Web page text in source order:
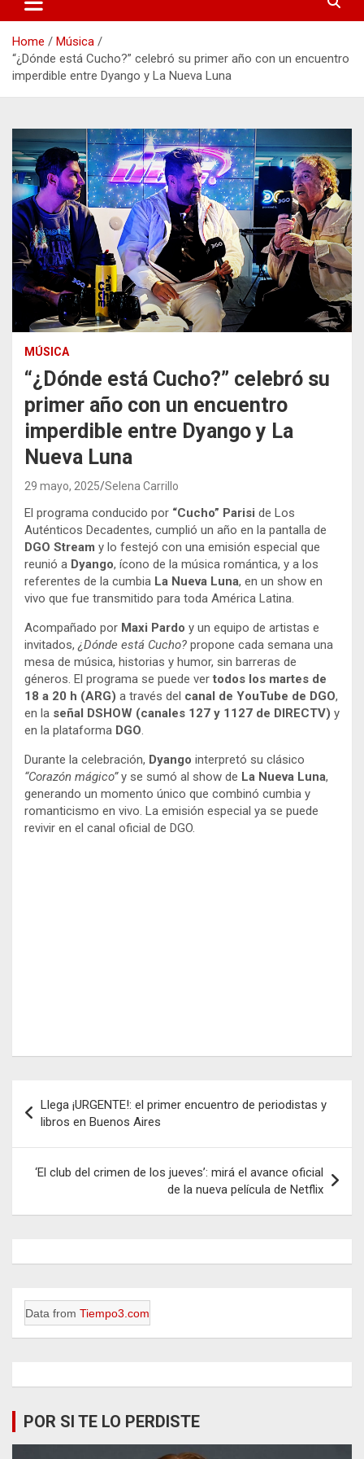
Home
Música
“¿Dónde está Cucho?” celebró su primer año con un encuentro
imperdible entre Dyango y La Nueva Luna
MÚSICA
“¿Dónde está Cucho?” celebró su
primer año con un encuentro
imperdible entre Dyango y La
Nueva Luna
29 mayo, 2025 Selena Carrillo
El programa conducido por “Cucho” Parisi de Los
Auténticos Decadentes, cumplió un año en la pantalla de
DGO Stream y lo festejó con una emisión especial que
reunió a Dyango, ícono de la música romántica, y a los
referentes de la cumbia La Nueva Luna, en un show en
vivo que fue transmitido para toda América Latina.
Acompañado por Maxi Pardo y un equipo de artistas e
invitados,¿Dónde está Cucho? propone cada semana una
mesa de música, historias y humor, sin barreras de
géneros. El programa se puede vertodos los martes de
18 a 20 h (ARG) a través del canal de YouTube de DGO,
en la señal DSHOW (canales 127 y 1127 de DIRECTV) y
en la plataforma DGO.
Durante la celebración, Dyango interpretó su clásico
“Corazón mágico”y se sumó al show de La Nueva Luna,
generando un momento único que combinó cumbia y
romanticismo en vivo. La emisión especial ya se puede
revivir en el canal oficial de DGO.
de
entradas
Llega ¡URGENTE!: el primer encuentro de periodistas y
libros en Buenos Aires
‘El club del crimen de los jueves’: mirá el avance oficial
de la nueva película de Netflix
Data from Tiempo3.com
POR SI TE LO PERDISTE